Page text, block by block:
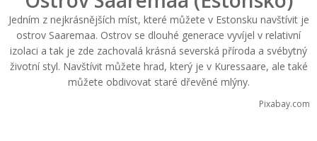
Jedním z nejkrásnějších míst, které můžete v Estonsku navštívit je
ostrov Saaremaa. Ostrov se dlouhé generace vyvíjel v relativní
izolaci a tak je zde zachovalá krásná severská příroda a svébytný
životní styl. Navštívit můžete hrad, který je v Kuressaare, ale také
můžete obdivovat staré dřevěné mlýny.
Pixabay.com